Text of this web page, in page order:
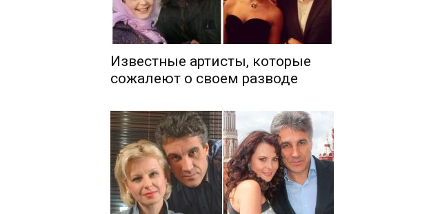
Известные артисты, которые
сожалеют о своем разводе